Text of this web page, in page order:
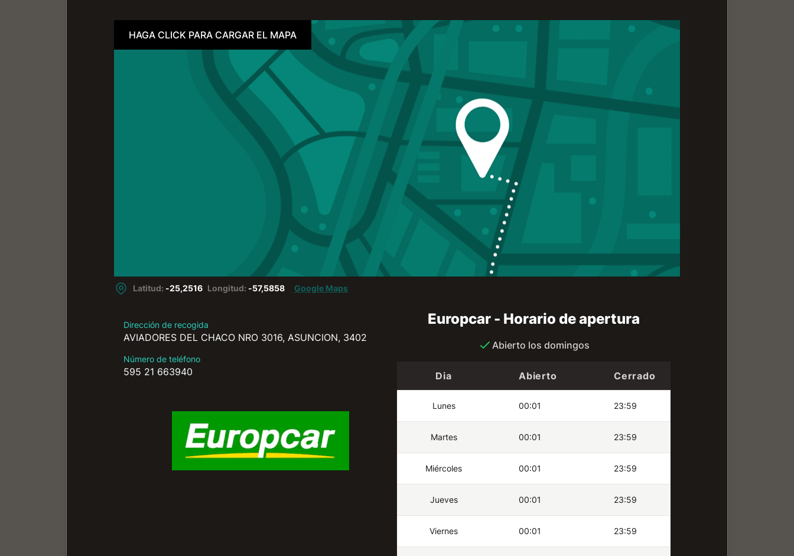
HAGA CLICK PARA CARGAR EL MAPA
Latitud: -25,2516 Longitud: -57,5858 Google Maps
Dirección de recogida
AVIADORES DEL CHACO NRO 3016, ASUNCION, 3402
Número de teléfono
595 21 663940
Europcar - Horario de apertura
Abierto los domingos
Dia Abierto Cerrado
Lunes 00:01 23:59
Martes 00:01 23:59
Miércoles 00:01 23:59
Jueves 00:01 23:59
Viernes 00:01 23:59